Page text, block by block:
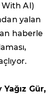
AI)
yalan
haberle
Gür,